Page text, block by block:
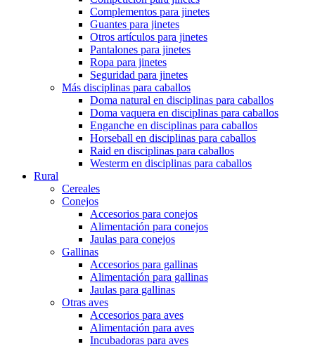
Complementos para jinetes
Guantes para jinetes
Otros artículos para jinetes
Pantalones para jinetes
Ropa para jinetes
Seguridad para jinetes
Más disciplinas para caballos
Doma natural en disciplinas para caballos
Doma vaquera en disciplinas para caballos
Enganche en disciplinas para caballos
Horseball en disciplinas para caballos
Raid en disciplinas para caballos
Westerm en disciplinas para caballos
Rural
Cereales
Conejos
Accesorios para conejos
Alimentación para conejos
Jaulas para conejos
Gallinas
Accesorios para gallinas
Alimentación para gallinas
Jaulas para gallinas
Otras aves
Accesorios para aves
Alimentación para aves
Incubadoras para aves